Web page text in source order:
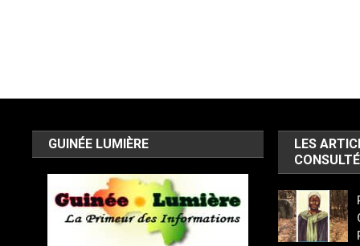
GUINÉE LUMIÈRE
LES